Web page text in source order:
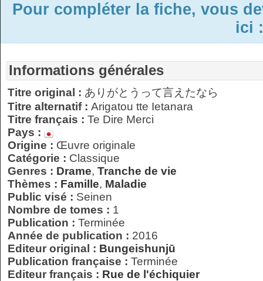
Pour compléter la fiche, vous
ici
Informations générales
Titre original : ありがとうって言えたなら
Titre alternatif : Arigatou tte Ietanara
Titre français : Te Dire Merci
Pays :
Origine : Œuvre originale
Catégorie : Classique
Genres : Drame, Tranche de vie
Thèmes : Famille, Maladie
Public visé : Seinen
Nombre de tomes : 1
Publication : Terminée
Année de publication : 2016
Editeur original : Bungeishunjū
Publication française : Terminée
Editeur français : Rue de l'échiquier